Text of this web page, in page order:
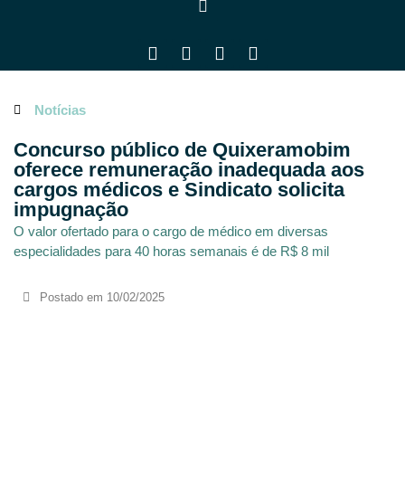
Notícias
Concurso público de Quixeramobim
oferece remuneração inadequada aos
cargos médicos e Sindicato solicita
impugnação
O valor ofertado para o cargo de médico em diversas
especialidades para 40 horas semanais é de R$ 8 mil
Postado em 10/02/2025